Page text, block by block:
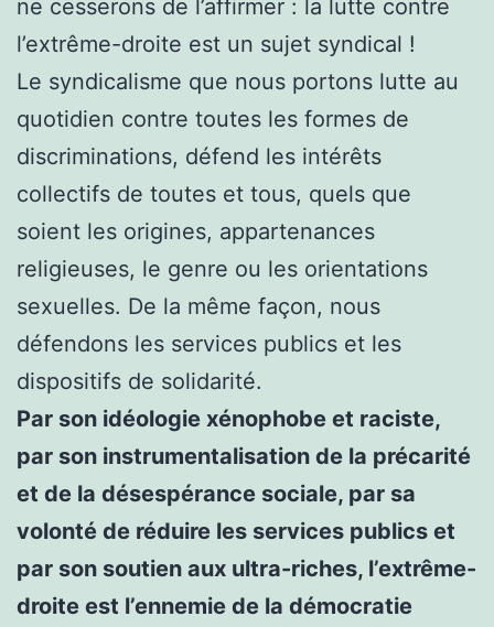
ne cesserons de l’affirmer : la lutte contre
l’extrême-droite est un sujet syndical !
Le syndicalisme que nous portons lutte au
quotidien contre toutes les formes de
discriminations, défend les intérêts
collectifs de toutes et tous, quels que
soient les origines, appartenances
religieuses, le genre ou les orientations
sexuelles. De la même façon, nous
défendons les services publics et les
dispositifs de solidarité.
Par son idéologie xénophobe et raciste,
par son instrumentalisation de la précarité
et de la désespérance sociale, par sa
volonté de réduire les services publics et
par son soutien aux ultra-riches, l’extrême-
droite est l’ennemie de la démocratie